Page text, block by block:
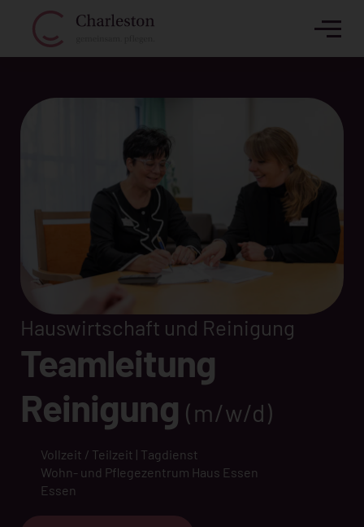
Hauswirtschaft und Reinigung
Teamleitung
Reinigung (m/w/d)
Vollzeit / Teilzeit | Tagdienst
Wohn- und Pflegezentrum Haus Essen
Essen